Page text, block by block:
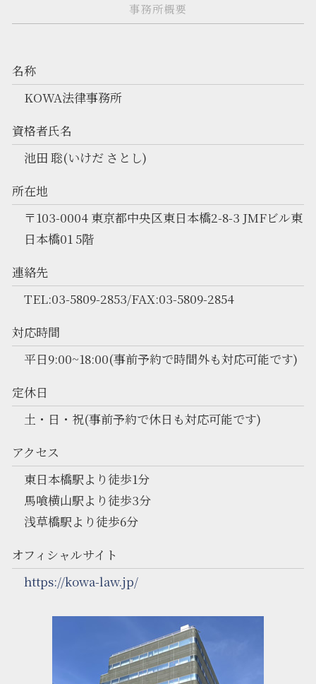
事務所概要
名称
KOWA法律事務所
資格者氏名
池田 聡(いけだ さとし)
所在地
〒103-0004 東京都中央区東日本橋2-8-3 JMFビル東
日本橋01 5階
連絡先
TEL:03-5809-2853/FAX:03-5809-2854
対応時間
平日9:00~18:00(事前予約で時間外も対応可能です)
定休日
土・日・祝(事前予約で休日も対応可能です)
アクセス
東日本橋駅より徒歩1分
馬喰横山駅より徒歩3分
浅草橋駅より徒歩6分
オフィシャルサイト
https://kowa-law.jp/